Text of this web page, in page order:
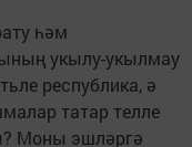
һәм
укылу-укылмау
республика, ә
татар телле
Моны эшләргә